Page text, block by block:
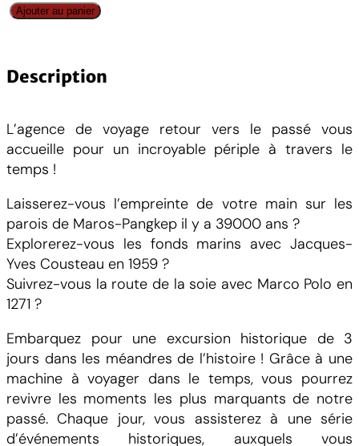
q
n
t
é
d
T
r
e
k
k
i
n
g
T
h
r
o
Ajouter au panier
Description
L’agence de voyage retour vers le passé vous
accueille pour un incroyable périple à travers le
temps !
Laisserez-vous l’empreinte de votre main sur les
parois de Maros-Pangkep il y a 39000 ans ?
Explorerez-vous les fonds marins avec Jacques-
Yves Cousteau en 1959 ?
Suivrez-vous la route de la soie avec Marco Polo en
1271 ?
Embarquez pour une excursion historique de 3
jours dans les méandres de l’histoire ! Grâce à une
machine à voyager dans le temps, vous pourrez
revivre les moments les plus marquants de notre
passé. Chaque jour, vous assisterez à une série
d’événements historiques, auxquels vous